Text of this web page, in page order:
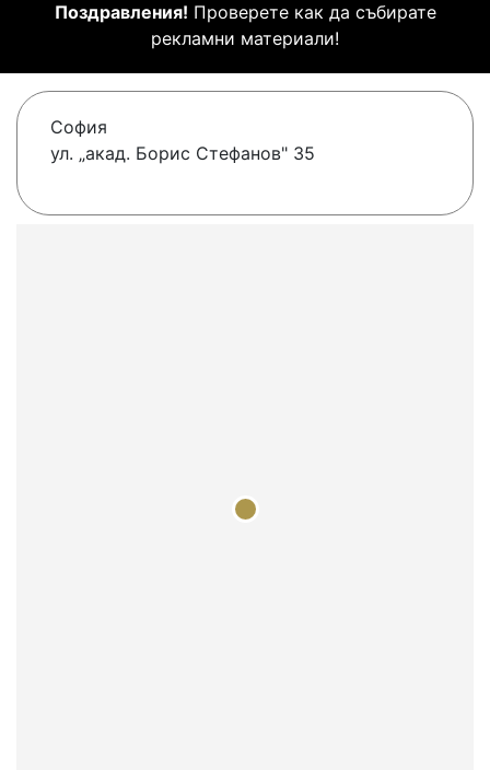
Поздравления! Проверете как да събирате
рекламни материали!
София
ул. „акад. Борис Стефанов" 35